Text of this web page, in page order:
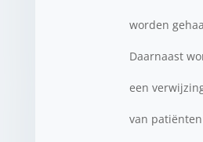
worden
Daarnaast
een
van patiënten